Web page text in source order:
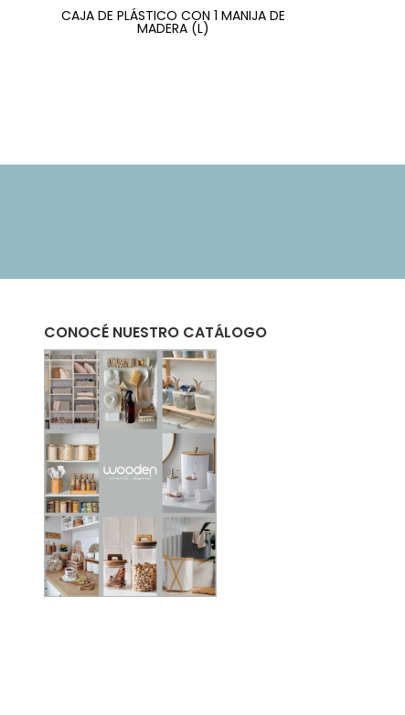
CAJA DE PLÁSTICO CON 1 MANIJA DE
MADERA (L)
CONOCÉ NUESTRO CATÁLOGO